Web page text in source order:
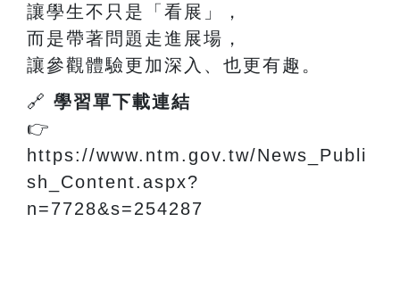
讓學生不只是「看展」，
而是帶著問題走進展場，
讓參觀體驗更加深入、也更有趣。
🔗 學習單下載連結
👉
https://www.ntm.gov.tw/News_Publi
sh_Content.aspx?
n=7728&s=254287